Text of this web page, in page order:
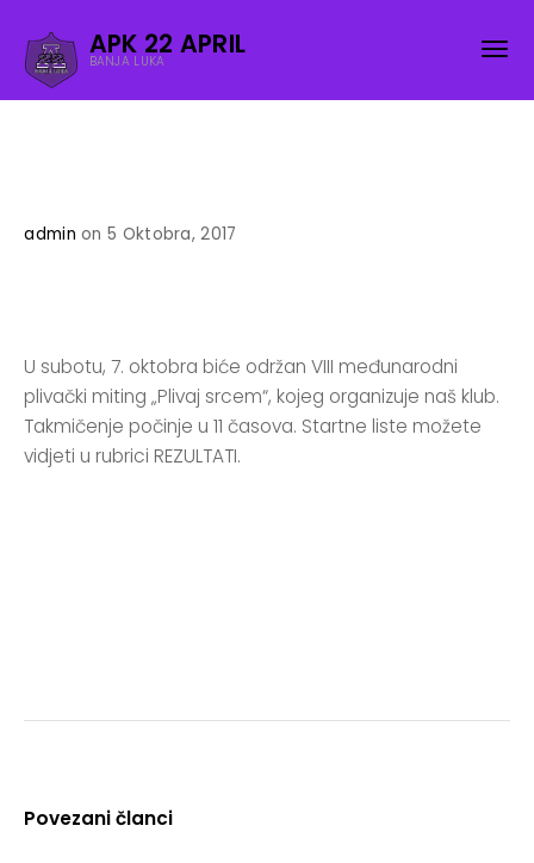
APK 22 APRIL
BANJA LUKA
admin on 5 Oktobra, 2017
U subotu, 7. oktobra biće održan VIII međunarodni
plivački miting „Plivaj srcem“, kojeg organizuje naš klub.
Takmičenje počinje u 11 časova. Startne liste možete
vidjeti u rubrici REZULTATI.
Povezani članci